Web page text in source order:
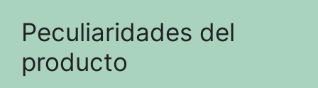
Peculiaridades del
producto